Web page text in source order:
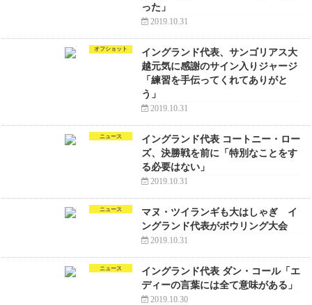
った」
2019.10.31
オフショット
イングランド代表、サンゴリアス大
越元気に感謝のサイン入りジャージ
「練習を手伝ってくれてありがと
う」
2019.10.31
ニュース
イングランド代表 コートニー・ロー
ズ、決勝戦を前に「特別なことをす
る必要はない」
2019.10.31
ニュース
マヌ・ツイランギも大はしゃぎ イ
ングランド代表がボウリング大会
2019.10.31
ニュース
イングランド代表 ダン・コール「エ
ディーの言葉には全て意味がある」
2019.10.30